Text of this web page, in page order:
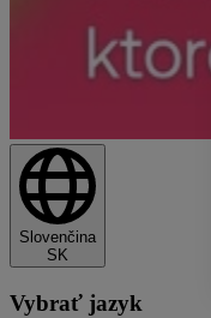
Slovenčina
SK
Vybrať jazyk